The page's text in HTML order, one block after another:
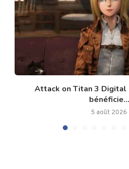
Attack on Titan 3 Digital
bénéficie...
5 août 2026